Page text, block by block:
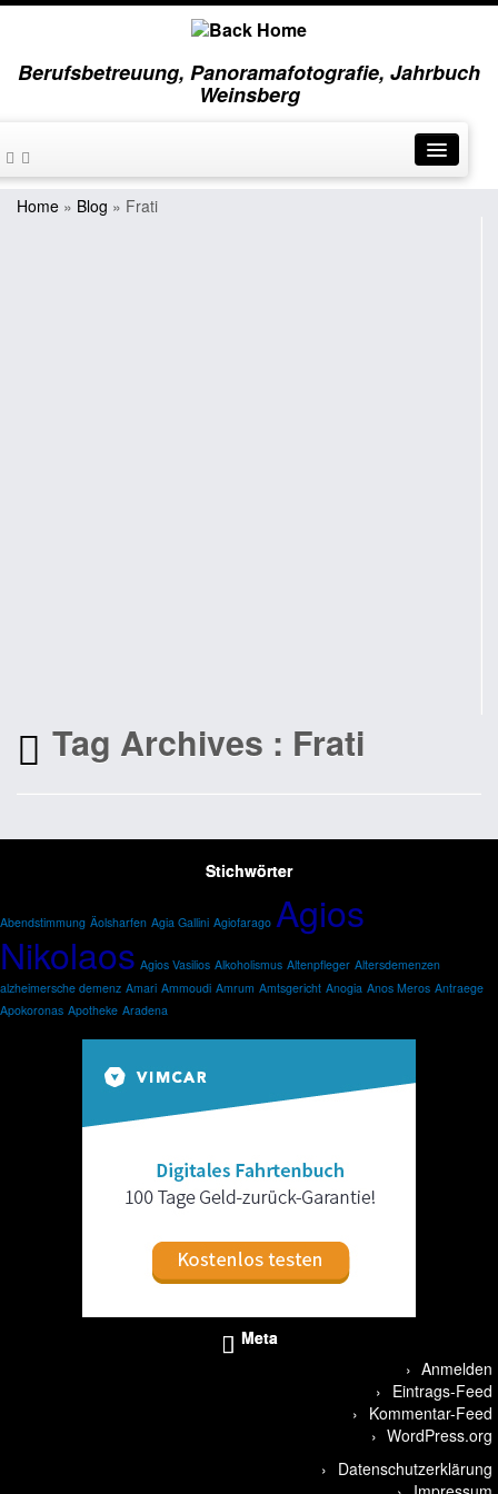
Berufsbetreuung, Panoramafotografie, Jahrbuch
Weinsberg
Home » Blog » Frati
Tag Archives : Frati
Stichwörter
Abendstimmung Äolsharfen Agia Gallini Agiofarago Agios
Nikolaos Agios Vasilios Alkoholismus Altenpfleger Altersdemenzen
alzheimersche demenz Amari Ammoudi Amrum Amtsgericht Anogia Anos Meros Antraege
Apokoronas Apotheke Aradena
Meta
Anmelden
Eintrags-Feed
Kommentar-Feed
WordPress.org
Datenschutzerklärung